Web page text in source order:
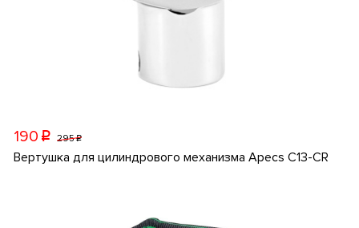
190 p 295p
Вертушка для цилиндрового механизма Apecs C13-CR